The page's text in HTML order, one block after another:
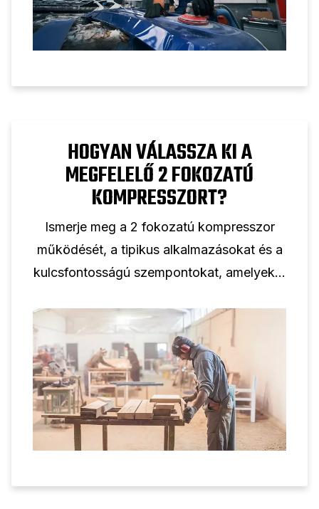
HOGYAN VÁLASSZA KI A
MEGFELELŐ 2 FOKOZATÚ
KOMPRESSZORT?
Ismerje meg a 2 fokozatú kompresszor
működését, a tipikus alkalmazásokat és a
kulcsfontosságú szempontokat, amelyeket
dugattyús kompresszor professzionális
használatra történő kiválasztásakor.